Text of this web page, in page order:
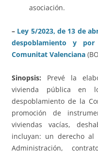
asociación.
– Ley 5/2023, de 13 de
despoblamiento y
Comunitat Valenciana
Sinopsis: Prevé la
vivienda pública en
despoblamiento de la
promoción de
viviendas vacías,
incluyan: un derecho
Administración,